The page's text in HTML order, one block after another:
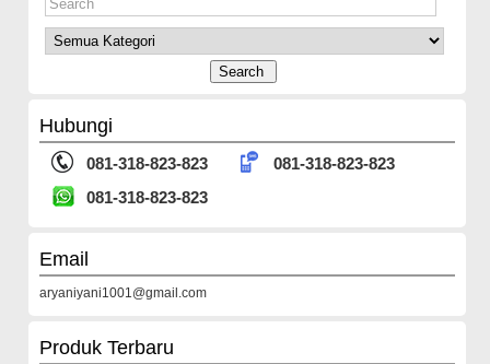
Hubungi
081-318-823-823
081-318-823-823
081-318-823-823
Email
aryaniyani1001@gmail.com
Produk Terbaru